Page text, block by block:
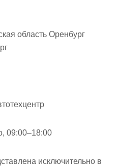
область Оренбург
09:00–18:00
исключительно в